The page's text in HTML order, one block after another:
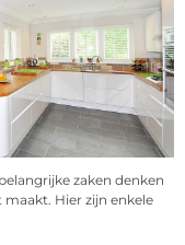
zaken denken
Hier zijn enkele